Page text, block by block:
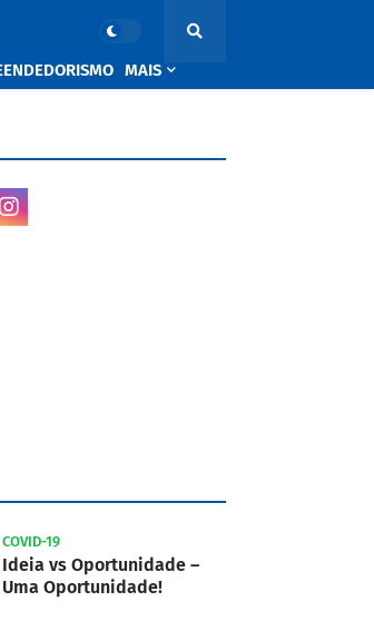
MAIS
COVID-19
Ideia vs Oportunidade –
Uma Oportunidade!